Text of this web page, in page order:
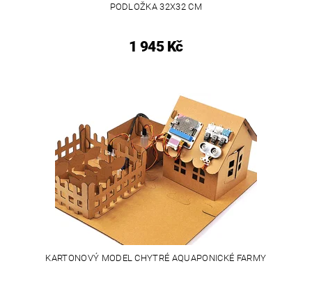
PODLOŽKA 32X32 CM
1 945 Kč
KARTONOVÝ MODEL CHYTRÉ AQUAPONICKÉ FARMY